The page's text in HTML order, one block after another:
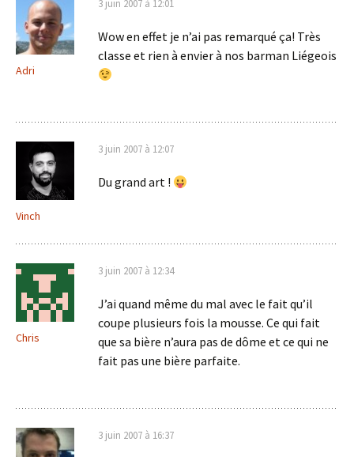
Adri
3 juin 2007 à 12:01
Wow en effet je n’ai pas remarqué ça! Très
classe et rien à envier à nos barman Liégeois
Vinch
3 juin 2007 à 12:07
Du grand art !
Chris
3 juin 2007 à 12:34
J’ai quand même du mal avec le fait qu’il
coupe plusieurs fois la mousse. Ce qui fait
que sa bière n’aura pas de dôme et ce qui ne
fait pas une bière parfaite.
3 juin 2007 à 16:37